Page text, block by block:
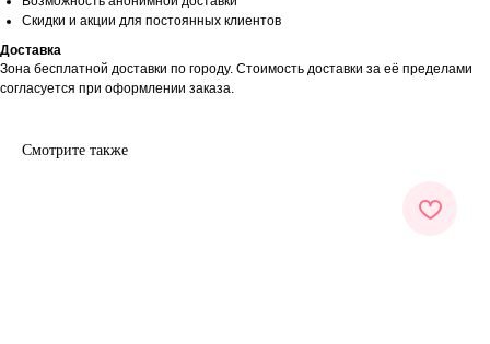
Скидки и акции для постоянных клиентов
Доставка
Зона бесплатной доставки по городу. Стоимость доставки за её пределами
согласуется при оформлении заказа.
Смотрите также